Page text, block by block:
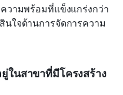
ความพร้อมที่แข็งแกร่งกว่า
นใจด้านการจัดการความ
ในสาขาที่มีโครงสร้าง